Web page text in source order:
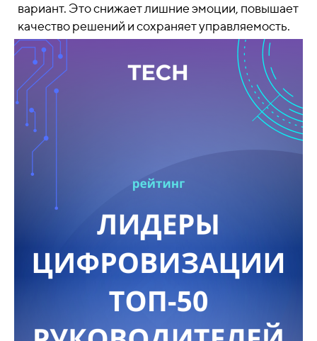
вариант. Это снижает лишние эмоции, повышает
качество решений и сохраняет управляемость.